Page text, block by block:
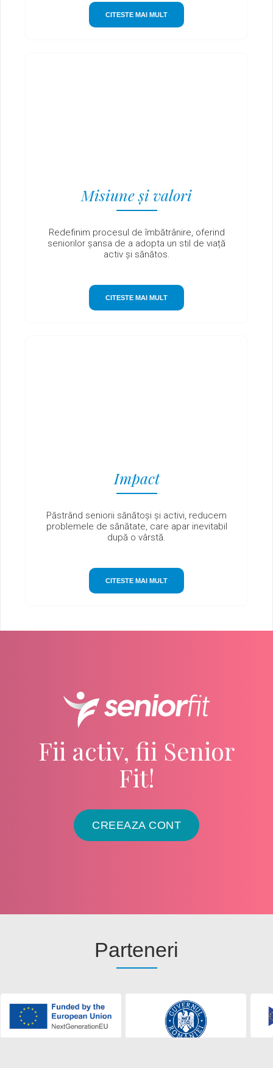
CITESTE MAI MULT
Misiune și valori
Redefinim procesul de îmbătrânire, oferind
seniorilor șansa de a adopta un stil de viață
activ și sănătos.
CITESTE MAI MULT
Impact
Păstrând seniorii sănătoși și activi, reducem
problemele de sănătate, care apar inevitabil
după o vârstă.
CITESTE MAI MULT
Fii activ, fii Senior
Fit!
CREEAZA CONT
Parteneri